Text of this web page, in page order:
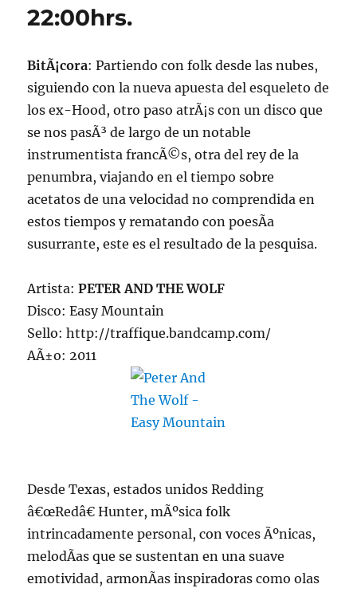
22:00hrs.
BitÃ¡cora: Partiendo con folk desde las nubes,
siguiendo con la nueva apuesta del esqueleto de
los ex-Hood, otro paso atrÃ¡s con un disco que
se nos pasÃ³ de largo de un notable
instrumentista francÃ©s, otra del rey de la
penumbra, viajando en el tiempo sobre
acetatos de una velocidad no comprendida en
estos tiempos y rematando con poesÃ­a
susurrante, este es el resultado de la pesquisa.
Artista:PETER AND THE WOLF
Disco: Easy Mountain
Sello: http://traffique.bandcamp.com/
AÃ±o: 2011
Desde Texas, estados unidos Redding
â€œRedâ€ Hunter, mÃºsica folk
intrincadamente personal, con voces Ãºnicas,
melodÃ­as que se sustentan en una suave
emotividad, armonÃ­as inspiradoras como olas